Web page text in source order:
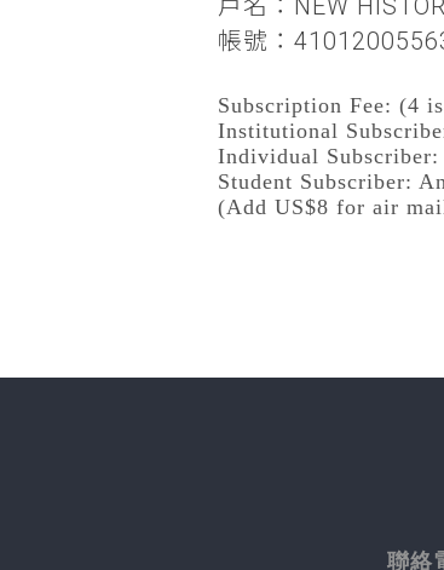
戶名：NEW
帳號：
Subscription Fee: (4
Institutional
Individual Subscriber:
Student Subscriber:
(Add US$8 for air
聯絡